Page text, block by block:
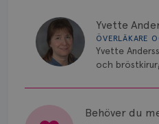
Yvette
ÖVERLÄKARE
Yvette
och
Behöver du